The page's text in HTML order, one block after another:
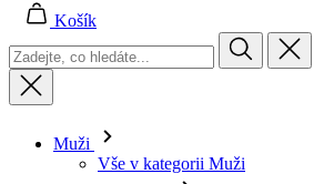
Košík
Muži
Vše v kategorii Muži